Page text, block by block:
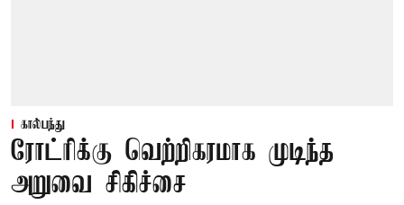
கால்பந்து
ரோட்ரிக்கு வெற்றிகரமாக முடிந்த
அறுவை சிகிச்சை